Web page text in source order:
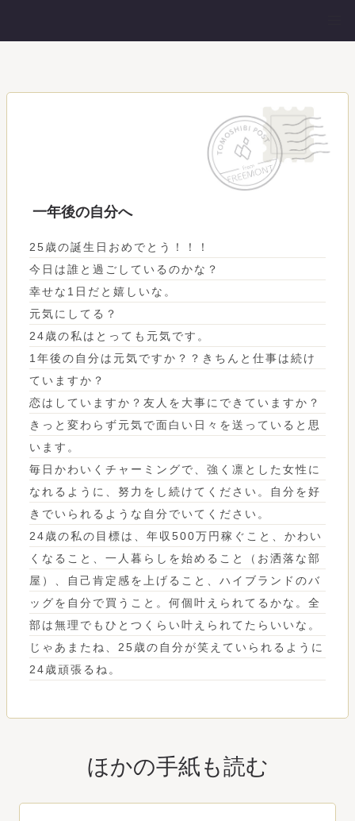
一年後の自分へ
25歳の誕生日おめでとう！！！
今日は誰と過ごしているのかな？
幸せな1日だと嬉しいな。
元気にしてる？
24歳の私はとっても元気です。
1年後の自分は元気ですか？？きちんと仕事は続け
ていますか？
恋はしていますか？友人を大事にできていますか？
きっと変わらず元気で面白い日々を送っていると思
います。
毎日かわいくチャーミングで、強く凛とした女性に
なれるように、努力をし続けてください。自分を好
きでいられるような自分でいてください。
24歳の私の目標は、年収500万円稼ぐこと、かわい
くなること、一人暮らしを始めること（お洒落な部
屋）、自己肯定感を上げること、ハイブランドのバ
ッグを自分で買うこと。何個叶えられてるかな。全
部は無理でもひとつくらい叶えられてたらいいな。
じゃあまたね、25歳の自分が笑えていられるように
24歳頑張るね。
ほかの手紙も読む